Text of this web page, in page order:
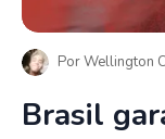
PorWellington
Brasil